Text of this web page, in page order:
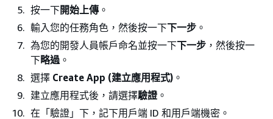
按一下開始上傳 。
輸入您的任務角色，然後按一下下一步 。
為您的開發人員帳戶命名並按一下下一步 ，然後按一
下略過 。
選擇 Create App (建立應用程式) 。
建立應用程式後，請選擇驗證 。
在「驗證」下，記下用戶端 ID 和用戶端機密。